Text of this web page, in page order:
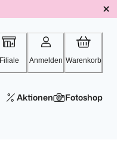
Filiale Anmelden Warenkorb
Aktionen Fotoshop